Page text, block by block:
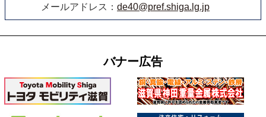
メールアドレス： de40@pref.shiga.lg.jp
バナー広告